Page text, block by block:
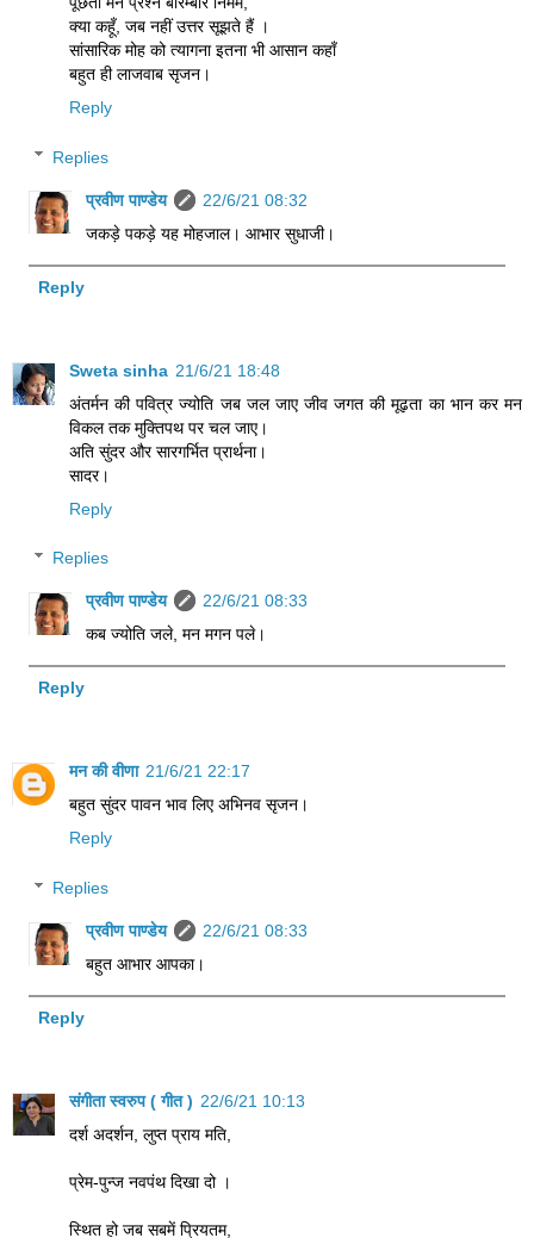
क्या कहूँ, जब नहीं उत्तर सूझते हैं ।
सांसारिक मोह को त्यागना इतना भी आसान कहाँ
बहुत ही लाजवाब सृजन।
Reply
Replies
प्रवीण पाण्डेय
22/6/21 08:32
जकड़े पकड़े यह मोहजाल। आभार सुधाजी।
Reply
Sweta sinha 21/6/21 18:48
अंतर्मन की पवित्र ज्योति जब जल जाए जीव जगत की मूढ़ता का भान कर मन
विकल तक मुक्तिपथ पर चल जाए।
अति सुंदर और सारगर्भित प्रार्थना।
सादर।
Reply
Replies
प्रवीण पाण्डेय
22/6/21 08:33
कब ज्योति जले, मन मगन पले।
Reply
मन की वीणा 21/6/21 22:17
बहुत सुंदर पावन भाव लिए अभिनव सृजन।
Reply
Replies
प्रवीण पाण्डेय
22/6/21 08:33
बहुत आभार आपका।
Reply
संगीता स्वरुप ( गीत ) 22/6/21 10:13
दर्श अदर्शन, लुप्त प्राय मति,
प्रेम-पुन्ज नवपंथ दिखा दो ।
स्थित हो जब सबमें प्रियतम,